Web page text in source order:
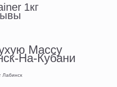
1кг
Массу
На-Кубани
Лабинск